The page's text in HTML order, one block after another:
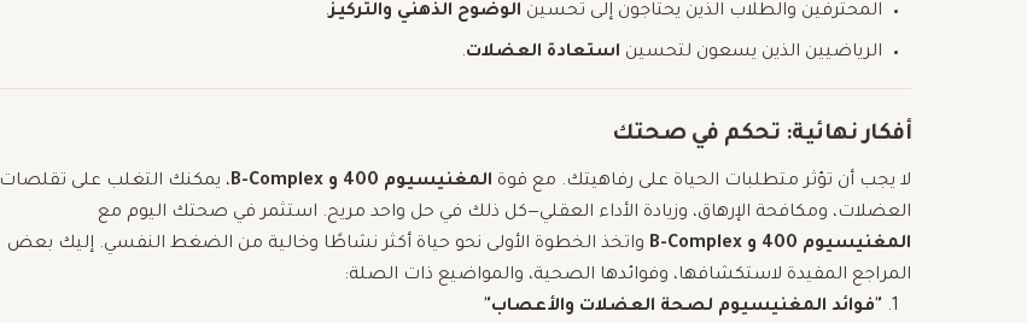
المحترفين والطلاب الذين يحتاجون إلى تحسين الوضوح الذهني والتركيز.
الرياضيين الذين يسعون لتحسين استعادة العضلات.
أفكار نهائية: تحكم في صحتك
لا يجب أن تؤثر متطلبات الحياة على رفاهيتك. مع قوة المغنيسيوم 400 و B-Complex
، يمكنك التغلب على تقلصات
العضلات، ومكافحة الإرهاق، وزيادة الأداء العقلي—كل ذلك في حل واحد مريح. استثمر في صحتك اليوم مع
المغنيسيوم 400 و B-Complex
واتخذ الخطوة الأولى نحو حياة أكثر نشاطًا وخالية من الضغط النفسي. إليك بعض
المراجع المفيدة لاستكشافها، وفوائدها الصحية، والمواضيع ذات الصلة:
"فوائد المغنيسيوم لصحة العضلات والأعصاب"